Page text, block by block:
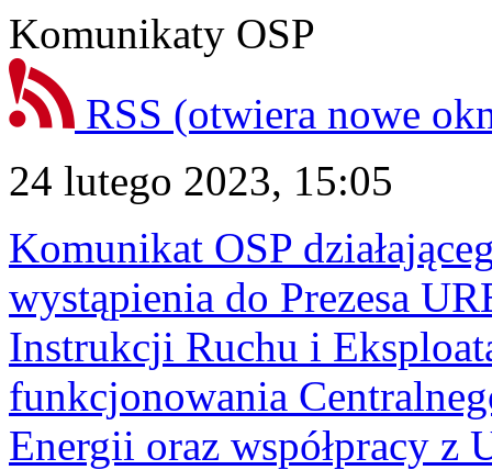
Komunikaty OSP
RSS (otwiera nowe
24 lutego 2023, 15:05
Komunikat OSP
wystąpienia do Prezesa
Instrukcji Ruchu i
funkcjonowania
Energii oraz współpracy z